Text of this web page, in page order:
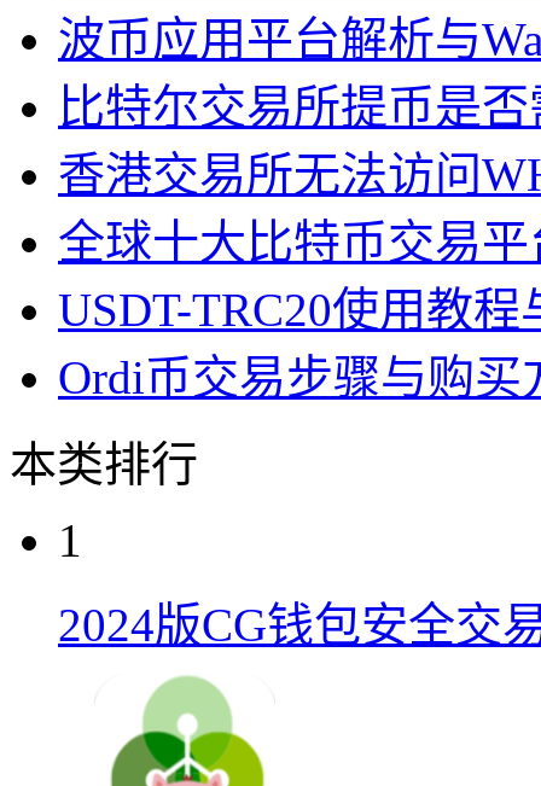
波币应用平台解析与
比特尔交易所提币是
香港交易所无法访问
全球十大比特币交易
USDT-TRC20使用教
Ordi币交易步骤与购买
本类排行
1
2024版CG钱包安全交